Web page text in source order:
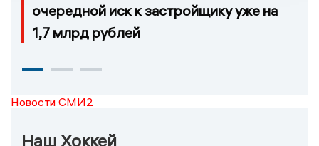
очередной иск к застройщику уже на
1,7 млрд рублей
Новости СМИ2
Наш Хоккей